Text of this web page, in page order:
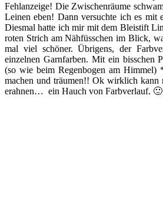
Fehlanzeige! Die Zwischenräume
Leinen eben! Dann versuchte ich es mit
Diesmal hatte ich mir mit dem Bleistift
roten Strich am Nähfüsschen im Blick,
mal viel schöner. Übrigens, der
einzelnen Garnfarben. Mit ein bisschen
(so wie beim Regenbogen am
machen und träumen!! Ok wirklich kann
erahnen… ein Hauch von Farbverlauf. 🙂